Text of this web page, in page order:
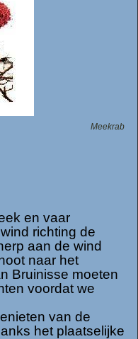
Meekrab
en vaar
richting de
aan de wind
naar het
Bruinisse moeten
voordat we
van de
het plaatselijke